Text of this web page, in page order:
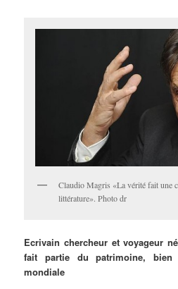
Claudio Magris «La vérité fait une
littérature». Photo dr
Ecrivain chercheur et voyageur
fait partie du patrimoine,
mondiale